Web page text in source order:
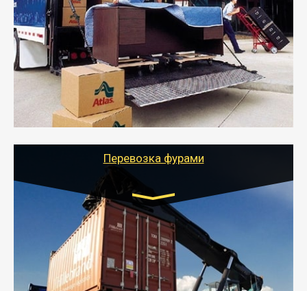
от 5000 руб.
- Служебный или военный переезд может быть на
отдельном авто или догрузом (по меньшей
стоимости).
- Тайгер Логистик подберет автотранспорт, быстро и
качественно организует переезд к новому месту
службы или работы с гарантией сохранности груза и
оформлением документов, подтверждающих
Перевозка фурами
Транспорт:
Еврофура Тент от 5 до 10 тонн
грузоподъемность
от 10 000 руб. Возможен догруз